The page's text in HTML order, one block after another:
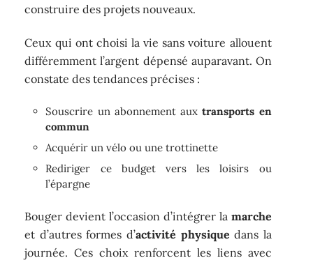
construire des projets nouveaux.
Ceux qui ont choisi la vie sans voiture allouent
différemment l’argent dépensé auparavant. On
constate des tendances précises :
Souscrire un abonnement auxtransports en
commun
Acquérir un vélo ou une trottinette
Rediriger ce budget vers les loisirs ou
l’épargne
Bouger devient l’occasion d’intégrer la marche
et d’autres formes d’activité physique dans la
journée. Ces choix renforcent les liens avec